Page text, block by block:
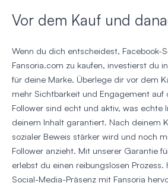
Vor dem Kauf und
Wenn du dich entscheidest, Facebook-
Fansoria.com zu kaufen, investierst du
für deine Marke. Überlege dir vor dem
mehr Sichtbarkeit und Engagement auf
Follower sind echt und aktiv, was echte
deinem Inhalt garantiert. Nach deinem
sozialer Beweis stärker wird und noch
Follower anzieht. Mit unserer Garantie
erlebst du einen reibungslosen
Social-Media-Präsenz mit Fansoria